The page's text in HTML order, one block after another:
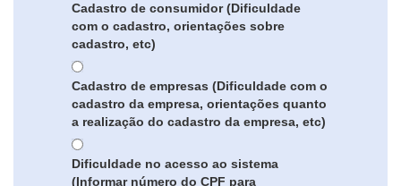
Cadastro de consumidor (Dificuldade
com o cadastro, orientações sobre
cadastro, etc)
Cadastro de empresas (Dificuldade com o
cadastro da empresa, orientações quanto
a realização do cadastro da empresa, etc)
Dificuldade no acesso ao sistema
(Informar número do CPF para